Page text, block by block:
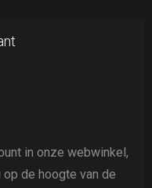
in onze webwinkel,
de hoogte van de